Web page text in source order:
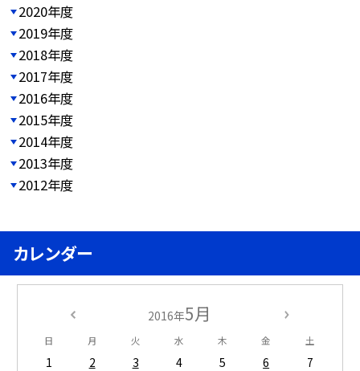
2020年度
2019年度
2018年度
2017年度
2016年度
2015年度
2014年度
2013年度
2012年度
カレンダー
2016年5月
日 月 火 水 木 金 土
1 2 3 4 5 6
7